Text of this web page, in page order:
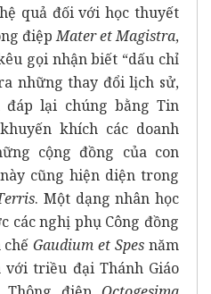
quả đối với học thuyết
điệpMater et Magistra,
gọi nhận biết “dấu chỉ
những thay đổi lịch sử,
lại chúng bằng Tin
khích các doanh
cộng đồng của con
cũng hiện diện trong
. Một dạng nhân học
các nghị phụ Công đồng
chếGaudium et Spes năm
với triều đại Thánh Giáo